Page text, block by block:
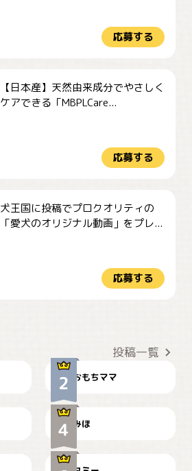
応募する
【日本産】天然由来成分でやさしく
ケアできる「MBPLCare...
応募する
犬王国に投稿でプロクオリティの
「愛犬のオリジナル動画」をプレ...
応募する
投稿一覧
おもちママ
見てるぞぉ
みほ
ドーベルマンのお友達邸に
て